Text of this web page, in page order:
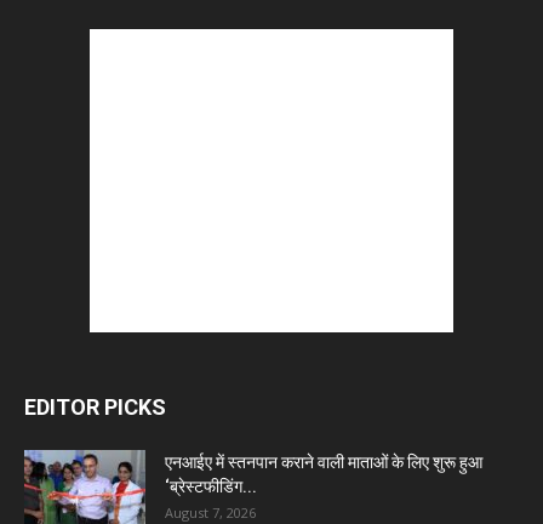
EDITOR PICKS
एनआईए में स्तनपान कराने वाली माताओं के लिए शुरू हुआ
‘ब्रेस्टफीडिंग...
August 7, 2026